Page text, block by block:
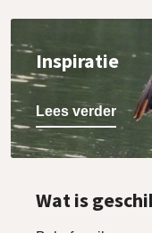
Inspiratie
Lees verder
Wat is